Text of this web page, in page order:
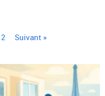
2 Suivant »